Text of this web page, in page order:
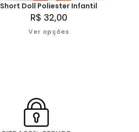
Short Doll Poliester Infantil
R$ 32,00
Ver opções